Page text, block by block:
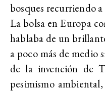
bosques recurriendo
La bolsa en Europa
hablaba de un
a poco más de medio
de la invención de
pesimismo